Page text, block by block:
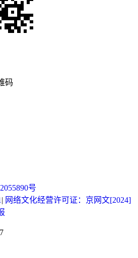
号
| 网络文化经营许可证：京网文[2024]